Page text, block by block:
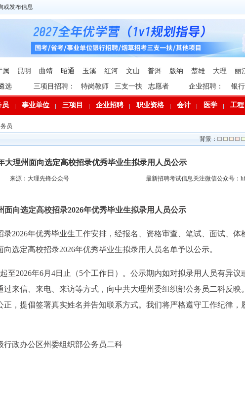
或发布信息
属 昆明 曲靖 昭通 玉溪 红河 文山 普洱 版纳 楚雄 大理 丽
选 三项目招聘： 特岗教师 三支一扶 志愿者 企业招聘： 银行
员 事业单位 三项目 企业招聘 职业资格 会计 医学 工程
员
背景：
大理州面向选定高校招录优秀毕业生拟录用人员公示
来源：大理先锋公众号 最新招聘考试信息关注微信公众号：
面向选定高校招录2026年优秀毕业生拟录用人员公示
2026年优秀毕业生工作安排，经报名、资格审查、笔试、面试、体
选定高校招录2026年优秀毕业生拟录用人员名单予以公示。
至2026年6月4日止（5个工作日）。公示期内如对拟录用人员有异议
过来信、来电、来访等方式，向中共大理州委组织部公务员二科反映
正，提倡签署真实姓名并告知联系方式。我们将严格遵守工作纪律，
行政办公区州委组织部公务员二科